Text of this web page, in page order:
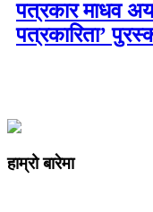
पत्रकार माधव
पत्रकारिता’
हाम्रो बारेमा